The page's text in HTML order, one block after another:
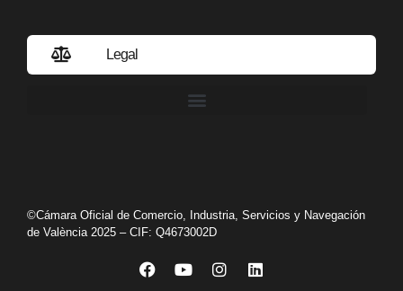
Legal
©Cámara Oficial de Comercio, Industria, Servicios y Navegación
de València 2025 – CIF: Q4673002D